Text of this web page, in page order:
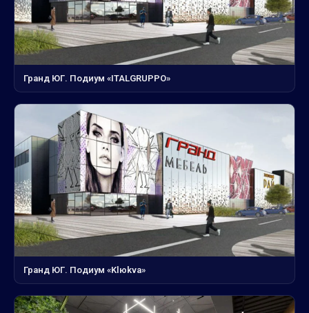
Гранд ЮГ. Подиум «ITALGRUPPO»
Гранд ЮГ. Подиум «Klюkva»